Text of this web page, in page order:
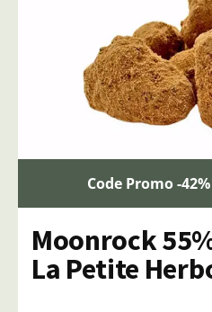
Code Promo -
Moonrock
La Petite